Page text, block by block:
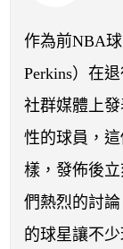
運彩教學專
作為前NBA
Perkins）在
社群媒體上
性的球員，
樣，發佈後
們熱烈的討
的球星讓不